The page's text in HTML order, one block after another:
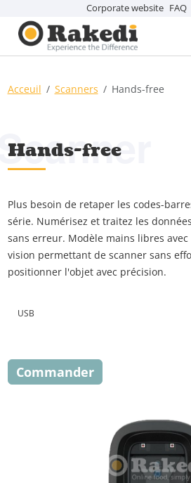
Corporate website FAQ
Acceuil Scanners Hands-free
Hands-free
Plus besoin de retaper les codes-
série. Numérisez et traitez les
sans erreur. Modèle mains libres
vision permettant de scanner sans
positionner l'objet avec précision.
USB
Commander